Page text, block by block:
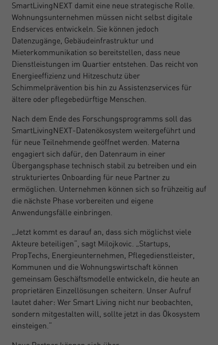
SmartLivingNEXT damit eine neue strategische Rolle.
Wohnungsunternehmen müssen nicht selbst digitale
Endservices entwickeln. Sie können jedoch
Datenzugänge, Gebäudeinfrastruktur und
Mieterkommunikation so bereitstellen, dass neue
Dienstleistungen im Quartier entstehen. Das reicht von
Energieeffizienz und Hitzeschutz über
Schimmelprävention bis hin zu Assistenzservices für
ältere oder pflegebedürftige Menschen.
Nach dem Ende des Forschungsprogramms soll das
SmartLivingNEXT-Datenökosystem weitergeführt und
für neue Teilnehmende geöffnet werden. Materna
engagiert sich dafür, den Datenraum in einer
Übergangsphase technisch stabil zu betreiben und ein
strukturiertes Onboarding für neue Partner zu
ermöglichen. Unternehmen können sich so frühzeitig auf
die nächste Phase vorbereiten und eigene
Anwendungsfälle einbringen.
„Jetzt kommt es darauf an, dass sich möglichst viele
Akteure beteiligen“, sagt Milojkovic. „Startups,
PropTechs, Energieunternehmen, Pflegedienstleister,
Kommunen und die Wohnungswirtschaft können
gemeinsam Geschäftsmodelle entwickeln, die heute an
proprietären Einzellösungen scheitern. Unser Aufruf
lautet daher: Wer Smart Living nicht nur beobachten,
sondern mitgestalten will, sollte jetzt in das Ökosystem
einsteigen.“